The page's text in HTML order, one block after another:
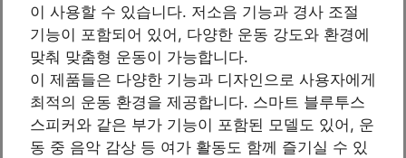
이 사용할 수 있습니다. 저소음 기능과 경사 조절
기능이 포함되어 있어, 다양한 운동 강도와 환경에
맞춰 맞춤형 운동이 가능합니다.
이 제품들은 다양한 기능과 디자인으로 사용자에게
최적의 운동 환경을 제공합니다. 스마트 블루투스
스피커와 같은 부가 기능이 포함된 모델도 있어, 운
동 중 음악 감상 등 여가 활동도 함께 즐기실 수 있